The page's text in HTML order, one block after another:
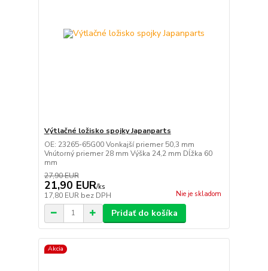
Výtlačné ložisko spojky Japanparts
OE: 23265-65G00 Vonkajší priemer 50,3 mm
Vnútorný priemer 28 mm Výška 24,2 mm Dĺžka 60
mm
27,90 EUR
21,90 EUR/ks
17,80 EUR bez DPH Nie je skladom
Pridať do košíka
Akcia